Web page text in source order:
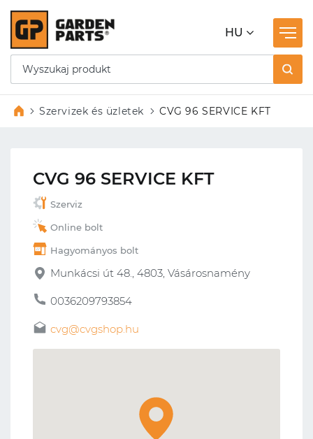
HU
Szervizek és üzletek CVG 96 SERVICE KFT
CVG 96 SERVICE KFT
Szerviz
Online bolt
Hagyományos bolt
Munkácsi út 48., 4803, Vásárosnamény
0036209793854
cvg@cvgshop.hu